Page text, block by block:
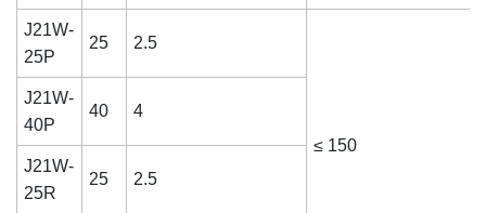
J21W-
25P
25 2.5
≤ 150
J21W-
40P
40 4
J21W-
25R
25 2.5